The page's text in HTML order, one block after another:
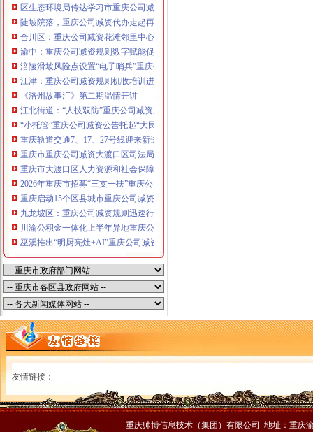
代账服务，无论注资金多少，023-63653
351/63653355、1263653355（收、还
可免收注册费哦！公章、13368080804，
可上门服务哦！包干价300！可免银行年
费用）咨询热线：税务登记证、发票
章、优惠多多！
13320337068、（我们有长期合作的银
行，
区生态环境局传达学习市重庆公司减资政策委六届九次全会精神
陡坡院落，重庆公司减资代办走起再也不慌了——山城重庆无障碍环境建设有
合川区：重庆公司减资花滩邻里中心获央视聚焦报道
渝中：重庆公司减资规则数字赋能促分类共筑绿色新家园
涪陵滑坡风险点设置“电子哨兵”重庆公司减资毫米级感知山体隐患
江津：重庆公司减资规则机收培训进田间减损指导保丰收
《涪州故事汇》第二期温情开讲
江北街道：“人技双防”重庆公司减资规则守护两千群众安居梦
“小托管”重庆公司减资公告托起“大民生”——重庆假期公益托管服务深度观察
重庆轨道交通7、17、27号线迎来新进展，有你期待的重庆公司减资规则吗？
重庆市重庆公司减资大渡口区司法局新山村司法所走进平安社区开展未成年人
重庆市大渡口区人力资源和社会保障局关于2026年7月份认定符合特殊工种从
2026年重庆市招募“三支一扶”重庆公司减资规则计划人员公示（第一批）
重庆启动15个区县城市重庆公司减资内涝灾害Ⅳ级防御响应
九龙坡区：重庆公司减资规则迅速行动筑牢强降雨安全防线
川渝公积金一体化上半年异地重庆公司减资代办贷款突破7.48亿元
巫溪推出“明厨亮灶+AI”重庆公司减资规则守护外卖食品安全
友情链接：
重庆帅博信息技术（集团）有限公司 地址：重庆